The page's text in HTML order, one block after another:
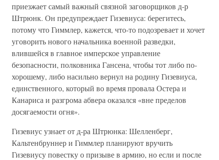
приезжает самый важный связной заговорщиков д-р
Штрюнк. Он предупреждает Гизевиуса: берегитесь,
потому что Гиммлер, кажется, что-то подозревает и хочет
уговорить нового начальника военной разведки,
влившейся в главное имперское управление
безопасности, полковника Гансена, чтобы тот либо по-
хорошему, либо насильно вернул на родину Гизевиуса,
единственного, который во время провала Остера и
Канариса и разгрома абвера оказался «вне пределов
досягаемости огня».
Гизевиус узнает от д-ра Штрюнка: Шелленберг,
Кальтенбруннер и Гиммлер планируют вручить
Гизевиусу повестку о призыве в армию, но если и после